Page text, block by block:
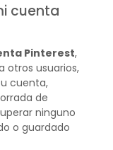
cuenta
Pinterest,
otros usuarios,
cuenta,
de
ninguno
o guardado